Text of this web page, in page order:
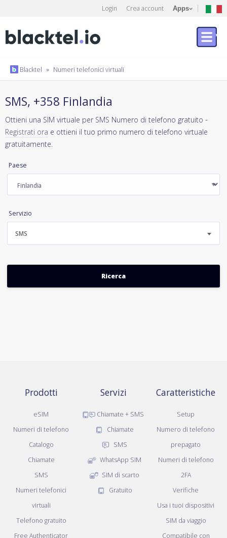
Login Crea account Apps
Blacktel » Numeri telefonici virtuali
SMS, +358 Finlandia
Ottieni una SIM virtuale per SMS Numero di telefono gratuito -
Registrati ora e ottieni il tuo primo numero di telefono virtuale
gratuitamente.
Paese
Servizio
SMS
Prodotti
eSIM
Numeri di telefono
Catalogo
Chiamate
SMS
Numeri telefonici
virtuali
Telefono gratuito
Free Authenticator
Servizi
Chiamate + SMS
Chiamate
SMS
WhatsApp SIM
SIM di scarto
Gratuito
Caratteristiche
Setup
Numero di telefono
prepagato
Numeri di telefono
2FA
Verifiche
Usa i tuoi dispositivi
SIM da viaggio
Compatibile con